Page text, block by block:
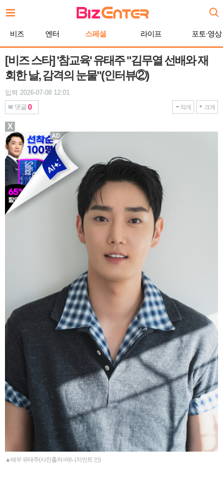
문
기
비즈 엔터 스페셜 라이프 포토·영상
[비즈 스타] '참교육' 유태주 "김무열 선배와 재
회한 날, 감격의 눈물"(인터뷰②)
입력 2026-07-08 12:01
댓글 0 작게 크게
▲배우 유태주(사진출처=매니지먼트 인)
X